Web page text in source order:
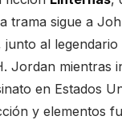
trama sigue a
al legendario
Jordan mientras
en Estados
y elementos